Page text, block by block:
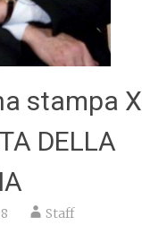
stampa
DELLA
Staff